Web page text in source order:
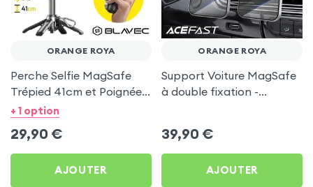
ORANGE ROYA
Perche Selfie MagSafe
Trépied 41cm et Poignée
Grip - Noir pour Orange
+ 1 option
29,90 €
AJOUTER
ORANGE ROYA
Support Voiture MagSafe
à double fixation -
39,90 €
AJOUTER